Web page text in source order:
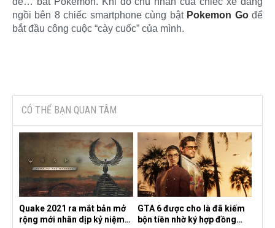
ngồi bên 8 chiếc smartphone cùng bật Pokemon Gođể
bắt đầu công cuộc “cày cuốc” của mình.​
CÓ THỂ BẠN QUAN TÂM
Quake 2021 ra mắt bản mở
rộng mới nhân dịp kỷ niệm
GTA 6 được cho là đã kiếm
bộn tiền nhờ ký hợp đồng